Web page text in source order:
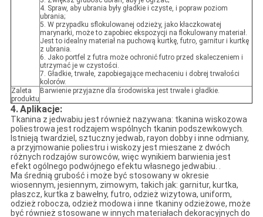
4. Spraw, aby ubrania były gładkie i czyste, i popraw poziom
ubrania;
5. W przypadku sflokulowanej odzieży, jako kłaczkowatej
marynarki, może to zapobiec ekspozycji na flokulowany materiał.
Jest to idealny materiał na puchową kurtkę, futro, garnitur i kurtkę
z ubrania.
6. Jako portfel z futra może ochronić futro przed skaleczeniem i
utrzymać je w czystości.
7. Gładkie, trwałe, zapobiegające mechaceniu i dobrej trwałości
kolorów.
Zaleta
produktu
Barwienie przyjazne dla środowiska jest trwałe i gładkie.
4.Aplikacje:
Tkanina z jedwabiu jest również nazywana: tkanina wiskozowa
poliestrowa jest rodzajem wspólnych tkanin podszewkowych.
Istnieją twardziel, sztuczny jedwab, rayon dobby i inne odmiany,
a przyjmowanie poliestru i wiskozy jest mieszane z dwóch
różnych rodzajów surowców, więc wynikiem barwienia jest
efekt ogólnego podwójnego efektu własnego jedwabiu. .
Ma średnią grubość i może być stosowany w okresie
wiosennym, jesiennym, zimowym, takich jak: garnitur, kurtka,
płaszcz, kurtka z bawełny, futro, odzież wizytowa, uniform,
odzież robocza, odzież modowa i inne tkaniny odzieżowe, może
być również stosowane w innych materiałach dekoracyjnych do